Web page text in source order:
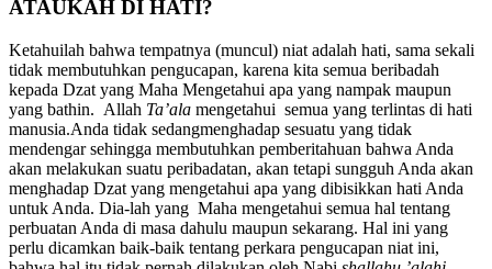
Ketahuilah bahwa tempatnya (muncul) niat adalah hati, sama sekali
tidak membutuhkan pengucapan, karena kita semua beribadah
kepada Dzat yang Maha Mengetahui apa yang nampak maupun
yang bathin. AllahTa’alamengetahui semua yang terlintas di hati
manusia.Anda tidak sedangmenghadap sesuatu yang tidak
mendengar sehingga membutuhkan pemberitahuan bahwa Anda
akan melakukan suatu peribadatan, akan tetapi sungguh Anda akan
menghadap Dzat yang mengetahui apa yang dibisikkan hati Anda
untuk Anda. Dia-lah yang Maha mengetahui semua hal tentang
perbuatan Anda di masa dahulu maupun sekarang. Hal ini yang